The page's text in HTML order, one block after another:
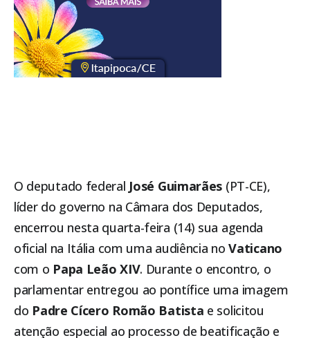
O deputado federal José Guimarães (PT-CE),
líder do governo na Câmara dos Deputados,
encerrou nesta quarta-feira (14) sua agenda
oficial na Itália com uma audiência noVaticano
com o Papa Leão XIV. Durante o encontro, o
parlamentar entregou ao pontífice uma imagem
do Padre Cícero Romão Batista e solicitou
atenção especial ao processo de beatificação e